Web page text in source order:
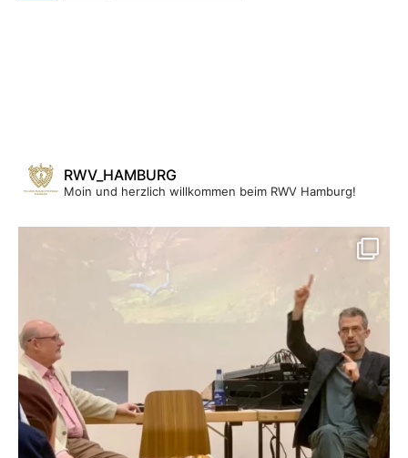
RWV_HAMBURG
Moin und herzlich willkommen beim RWV Hamburg!